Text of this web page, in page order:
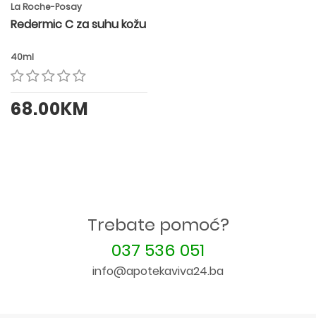
La Roche-Posay
Redermic C za suhu kožu
40ml
68.00KM
Trebate pomoć?
037 536 051
info@apotekaviva24.ba